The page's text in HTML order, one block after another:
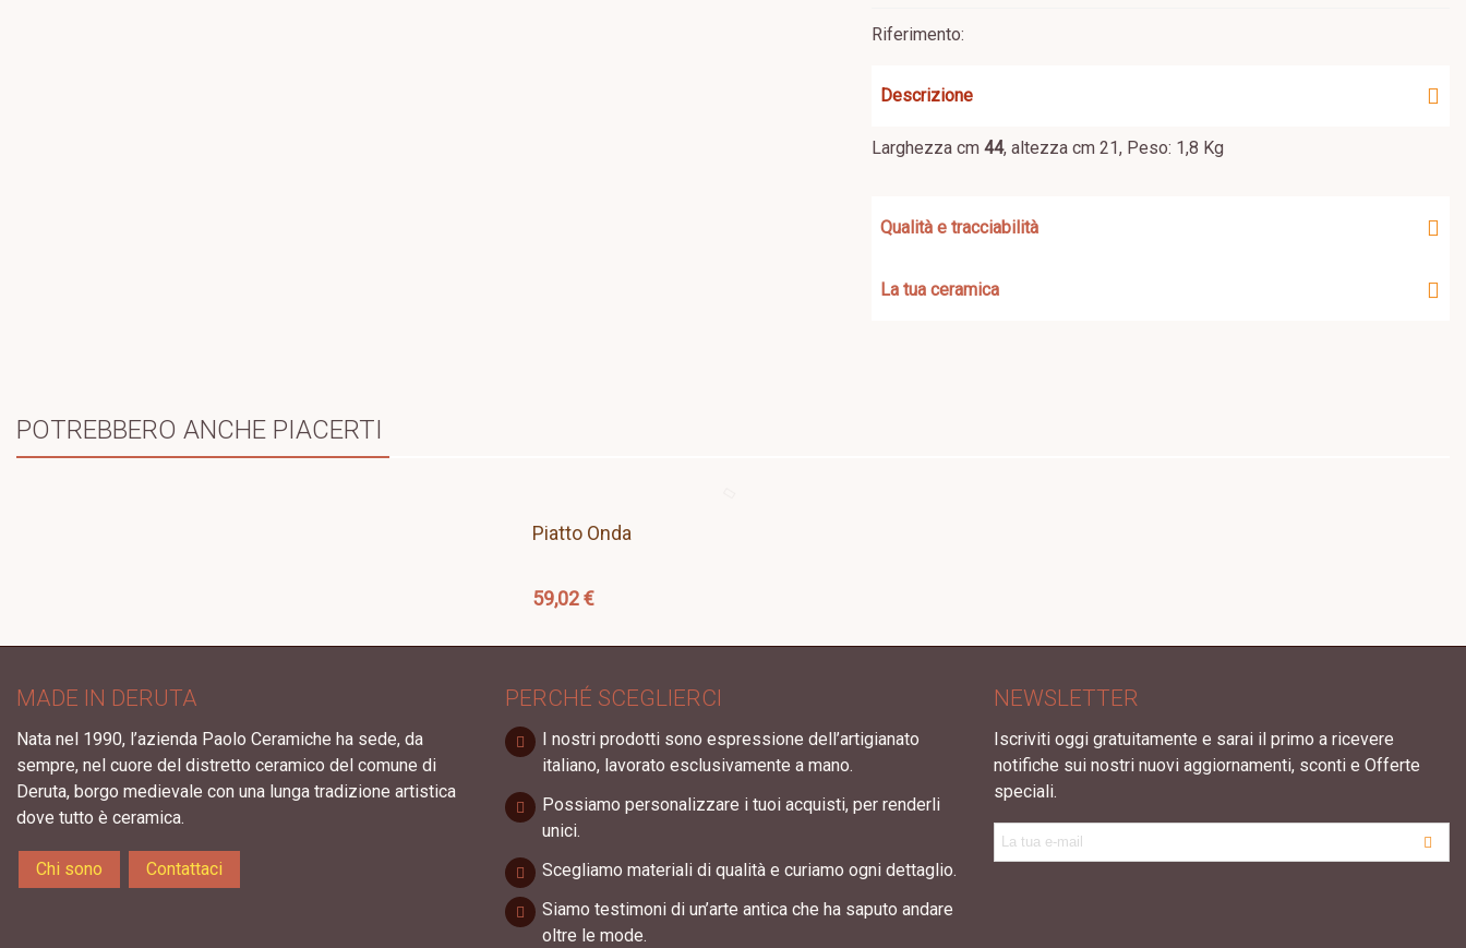
Riferimento:
Descrizione
Larghezza cm 44, altezza cm 21, Peso: 1,8 Kg
Qualità e tracciabilità
La tua ceramica
POTREBBERO ANCHE PIACERTI
Piatto Onda
59,02 €
MADE IN DERUTA
Nata nel 1990, l’azienda Paolo Ceramiche ha sede, da
sempre, nel cuore del distretto ceramico del comune di
Deruta, borgo medievale con una lunga tradizione artistica
dove tutto è ceramica.
Chi sono Contattaci
PERCHÉ SCEGLIERCI
I nostri prodotti sono espressione dell’artigianato
italiano, lavorato esclusivamente a mano.
Possiamo personalizzare i tuoi acquisti, per renderli
unici.
Scegliamo materiali di qualità e curiamo ogni dettaglio.
Siamo testimoni di un’arte antica che ha saputo andare
oltre le mode.
NEWSLETTER
Iscriviti oggi gratuitamente e sarai il primo a ricevere
notifiche sui nostri nuovi aggiornamenti, sconti e Offerte
speciali.